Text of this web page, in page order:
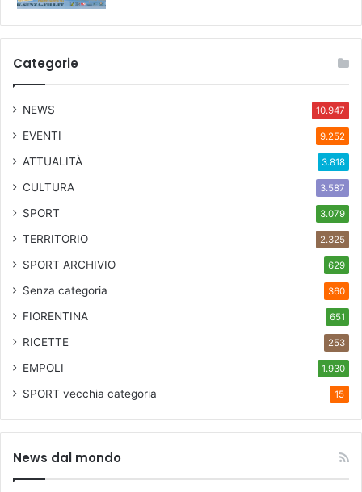
Categorie
NEWS 10.947
EVENTI 9.252
ATTUALITÀ 3.818
CULTURA 3.587
SPORT 3.079
TERRITORIO 2.325
SPORT ARCHIVIO 629
Senza categoria 360
FIORENTINA 651
RICETTE 253
EMPOLI 1.930
SPORT vecchia categoria 15
News dal mondo